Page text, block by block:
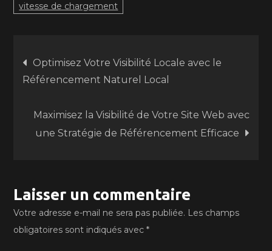
vitesse de chargement
Navigation
de
l’article
Optimisez Votre Visibilité Locale avec le
Référencement Naturel Local
Maximisez la Visibilité de Votre Site Web avec
une Stratégie de Référencement Efficace
Laisser un commentaire
Votre adresse e-mail ne sera pas publiée. Les champs
obligatoires sont indiqués avec*